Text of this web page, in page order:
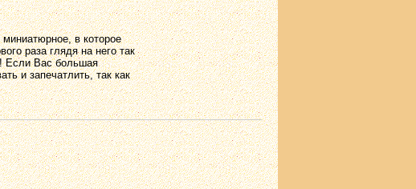
в которое
раза глядя на него так
Если Вас большая
и запечатлить, так как